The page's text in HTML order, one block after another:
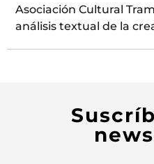
Asociación Cultural
análisis textual de la